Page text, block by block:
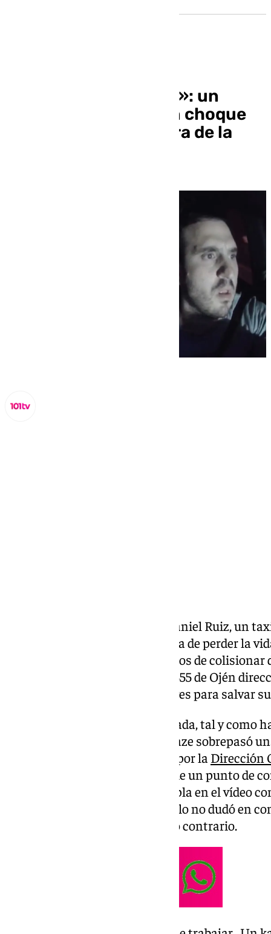
Estoy vivo de milagro»: un
taxista se salva de un choque
frontal en la ‘carretera de la
En la madrugada del viernes, Daniel Ruiz, un
después del trabajo, estuvo cerca de perder la
kamikaze quedó a escasos metros de
en la ‘carretera de la muerte’ A-355 de Ojén
actuación de Daniel fueron claves para salvar
Ocurrió a las 2.00 de la madrugada, tal y como
Televisión. El conductor kamikaze sobrepasó
roja, marcada específicamente por la Dirección
al tratarse de un punto de
embargo, tal y como se contempla en el vídeo
(@EMalaguita13) en X, el vehículo no dudó en
temerario invadiendo el sentido contrario.